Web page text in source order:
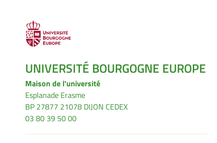
UNIVERSITÉ BOURGOGNE EUROPE
Maison de l'université
Esplanade Erasme
BP 27877 21078 DIJON CEDEX
03 80 39 50 00